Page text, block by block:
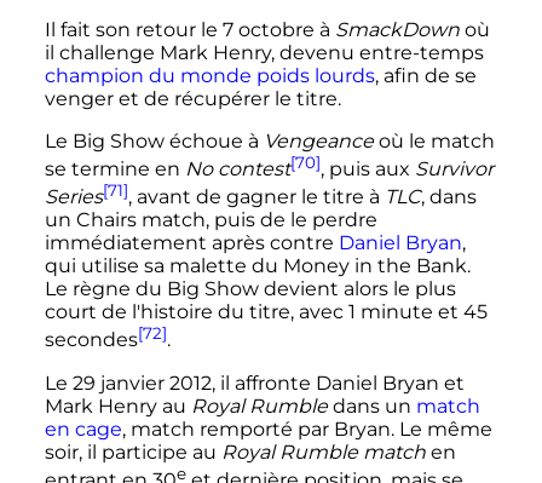
Il fait son retour le 7 octobre à SmackDownoù
il challenge Mark Henry, devenu entre-temps
champion du monde poids lourds, afin de se
venger et de récupérer le titre.
Le Big Show échoue à Vengeanceoù le match
se termine en No contest[70], puis aux Survivor
Series[71], avant de gagner le titre à TLC, dans
un Chairs match, puis de le perdre
immédiatement après contre Daniel Bryan,
qui utilise sa malette du Money in the Bank.
Le règne du Big Show devient alors le plus
court de l'histoire du titre, avec 1 minute et 45
secondes[72].
Le 29 janvier 2012, il affronte Daniel Bryan et
Mark Henry au Royal Rumbledans un match
en cage, match remporté par Bryan. Le même
soir, il participe au Royal Rumble matchen
e